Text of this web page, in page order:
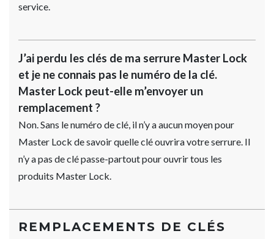
service.
J’ai perdu les clés de ma serrure Master Lock
et je ne connais pas le numéro de la clé.
Master Lock peut-elle m’envoyer un
remplacement ?
Non. Sans le numéro de clé, il n’y a aucun moyen pour
Master Lock de savoir quelle clé ouvrira votre serrure. Il
n’y a pas de clé passe-partout pour ouvrir tous les
produits Master Lock.
REMPLACEMENTS DE CLÉS